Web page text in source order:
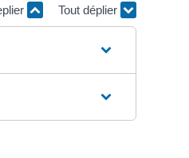
Tout déplier